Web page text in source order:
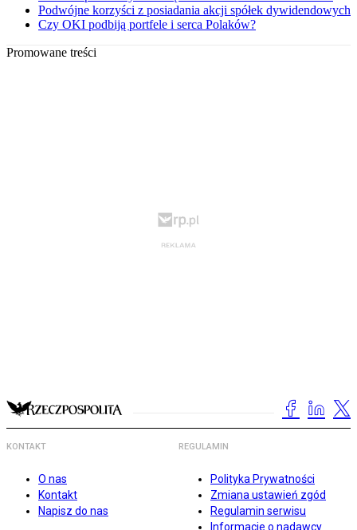
Podwójne korzyści z posiadania akcji spółek dywidendowych
Czy OKI podbiją portfele i serca Polaków?
Promowane treści
KONTAKT
O nas
Kontakt
Napisz do nas
REGULAMIN
Polityka Prywatności
Zmiana ustawień zgód
Regulamin serwisu
Informacje o nadawcy